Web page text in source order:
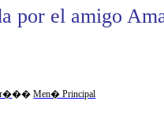
por el amigo
��Men� Principal